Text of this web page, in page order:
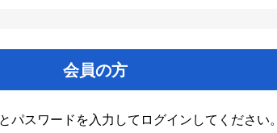
会員の方
パスワードを入力してログインしてください。